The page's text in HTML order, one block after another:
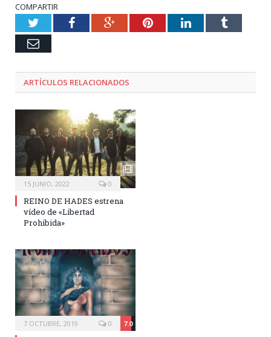
COMPARTIR
TwitterFacebookGoogle+PinterestLinkedInTumblr
Email
ARTÍCULOS RELACIONADOS
15 JUNIO, 2022 0
REINO DE HADES estrena
vídeo de «Libertad
Prohibida»
7 OCTUBRE, 2019 7.0
0